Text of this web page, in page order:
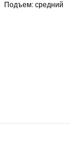
Подъем: средний